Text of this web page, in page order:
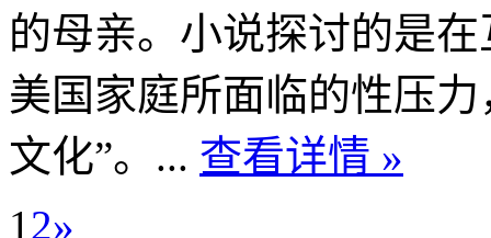
的母亲。小说探讨的是
美国家庭所面临的性压
文化”。... 查看详情 »
1 2»